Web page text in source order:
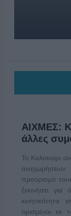
ΑΙΧΜΕΣ:
άλλες
Το Καλοκαίρι
αναχωρήσεων
προορισμό
ξεκινήσει
ορισμένοι εκ